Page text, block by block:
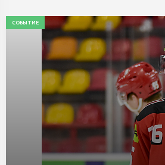
СОБЫТИЕ